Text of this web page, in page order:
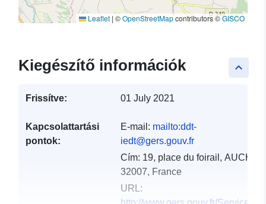
Leaflet | ©OpenStreetMapcontributors ©GISCO
keyboard_arrow_up
Kiegészítő információk
Frissítve: 01 July 2021
Kapcsolattartási
pontok:
E-mail: mailto:ddt-
iedt@gers.gouv.fr
Cím: 19, place du foirail, AUCH,
32007, France
URL: